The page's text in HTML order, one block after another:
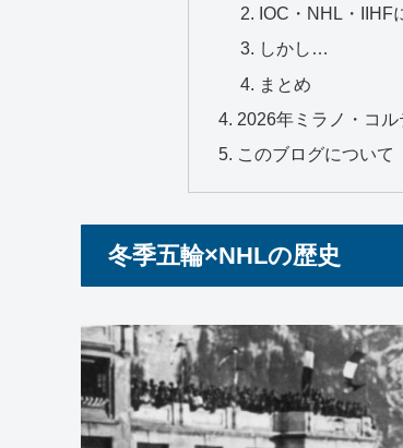
IOC・NHL・IIHF
しかし…
まとめ
2026年ミラノ・コ
このブログについて
冬季五輪×NHLの歴史